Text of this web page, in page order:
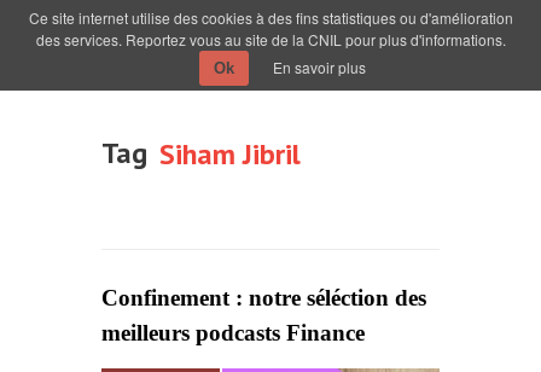
Tag Siham Jibril
Confinement : notre séléction des
meilleurs podcasts Finance
Ce site internet utilise des cookies à des fins statistiques ou d'amélioration
des services. Reportez vous au site de la CNIL pour plus d'informations.
Ok En savoir plus